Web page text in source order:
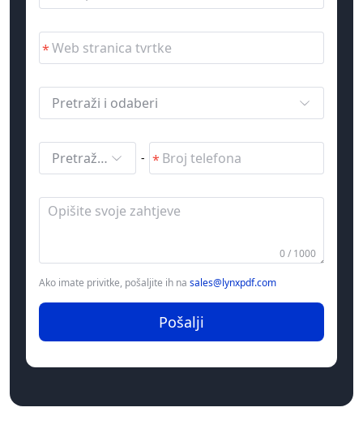
Pretraži i odaberi
Pretraži i odaberi -
0 / 1000
Ako imate privitke, pošaljite ih na sales@lynxpdf.com
Pošalji